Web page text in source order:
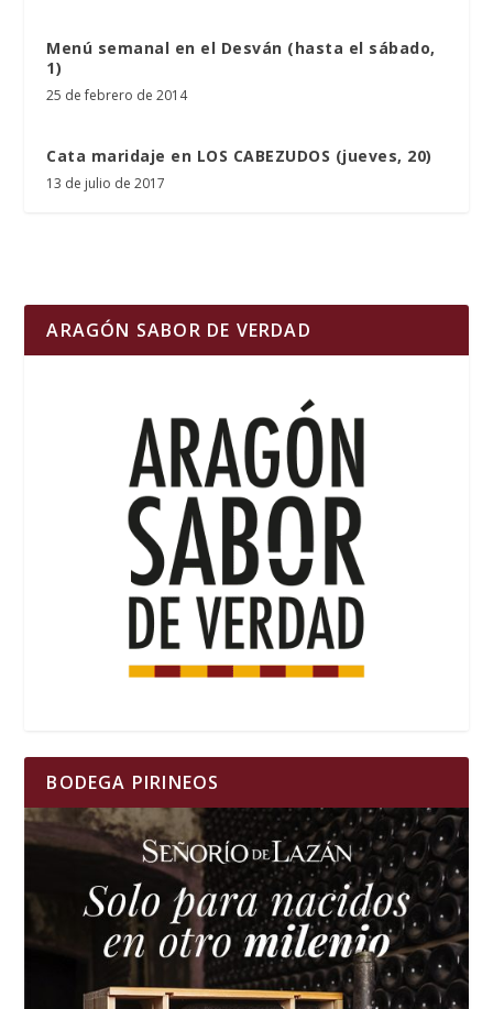
Menú semanal en el Desván (hasta el sábado,
1)
25 de febrero de 2014
Cata maridaje en LOS CABEZUDOS (jueves, 20)
13 de julio de 2017
ARAGÓN SABOR DE VERDAD
BODEGA PIRINEOS